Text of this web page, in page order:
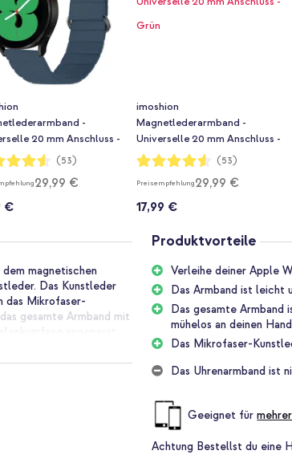
-
20 mm Anschluss -
(53)
29,99 €
€
imoshion
Magnetlederarmband -
Universelle 20 mm Anschluss -
Grün
Bewertung:
91%
(53)
Preisempfehlung29,99 €
17,99 €
magnetischen
Das Kunstleder
das Mikrofaser-
gesamte Armband mit
angepasst
Das Band besteht
deiner Haut an.
sich das Armband leicht
Produktvorteile
Verleihe deiner Apple
Das Armband ist leicht
Das gesamte Armband
mühelos an deinen
Das Mikrofaser-
Das Uhrenarmband ist
Geeignet für
Achtung Bestellst du eine